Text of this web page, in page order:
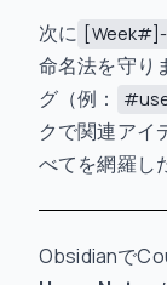
次に
命名法を守り
グ（例：
クで関連アイ
べてを網羅し
Obsidianで